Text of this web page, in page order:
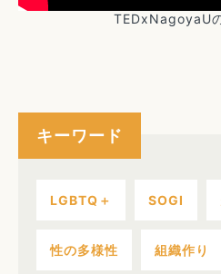
TEDxNagoyaU
キーワード
LGBTQ＋ SOGI
性の多様性 組織作り